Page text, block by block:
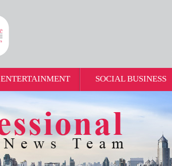
ENTERTAINMENT SOCIAL BUSINESS